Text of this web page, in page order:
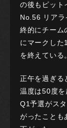
の後もピット
No.56 リアラ
終的にチーム
にマークした
を終えている。
正午を過ぎる
温度は50度
Q1予選がス
がったことも